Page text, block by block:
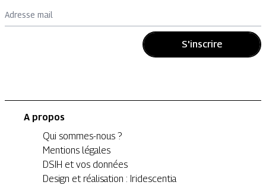
Adresse mail
S'inscrire
A propos
Qui sommes-nous ?
Mentions légales
DSIH et vos données
Design et réalisation : Iridescentia